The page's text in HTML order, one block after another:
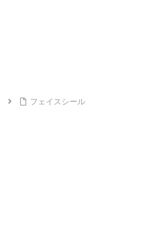
フェイスシール